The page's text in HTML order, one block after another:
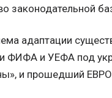
законодательной
адаптации
ФИФА и УЕФА под
и прошедший